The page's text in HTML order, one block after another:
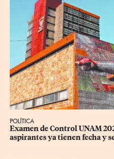
POLÍTICA
Examen de Control UNAM
aspirantes ya tienen fecha y